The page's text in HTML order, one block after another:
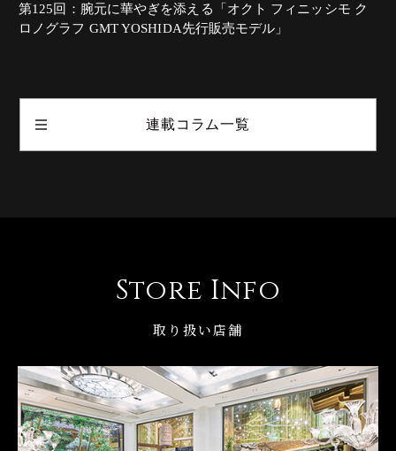
第125回：腕元に華やぎを添える「オクト フィニッシモ ク
ロノグラフ GMT YOSHIDA先行販売モデル」
連載コラム一覧
Store Info
取り扱い店舗